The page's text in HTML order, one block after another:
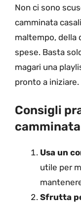
Non ci sono
camminata
maltempo, della
spese. Basta
magari una
pronto a iniziare.
Consigli
Usa un
utile per
Sfrutta